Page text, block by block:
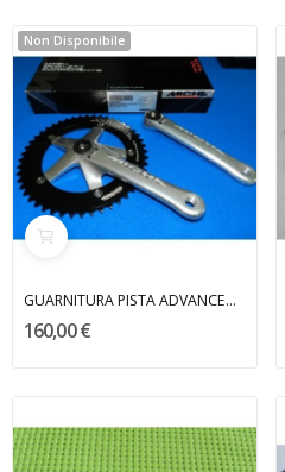
Non Disponibile
GUARNITURA PISTA ADVANCED MICHE
160,00 €